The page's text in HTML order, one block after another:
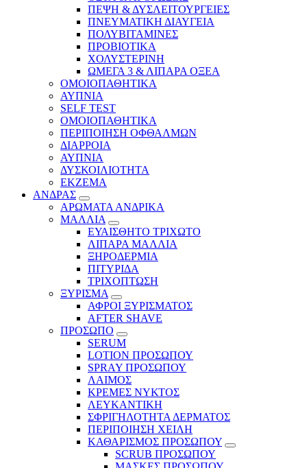
ΠΕΨΗ & ΔΥΣΛΕΙΤΟΥΡΓΕΙΕΣ
ΠΝΕΥΜΑΤΙΚΗ ΔΙΑΥΓΕΙΑ
ΠΟΛΥΒΙΤΑΜΙΝΕΣ
ΠΡΟΒΙΟΤΙΚΑ
ΧΟΛΥΣΤΕΡΙΝΗ
ΩΜΕΓΑ 3 & ΛΙΠΑΡΑ ΟΞΕΑ
ΟΜΟΙΟΠΑΘΗΤΙΚΑ
ΑΥΠΝΙΑ
SELF TEST
ΟΜΟΙΟΠΑΘΗΤΙΚΑ
ΠΕΡΙΠΟΙΗΣΗ ΟΦΘΑΛΜΩΝ
ΔΙΑΡΡΟΙΑ
ΑΥΠΝΙΑ
ΔΥΣΚΟΙΛΙΟΤΗΤΑ
ΕΚΖΕΜΑ
ΑΝΔΡΑΣ
ΑΡΩΜΑΤΑ ΑΝΔΡΙΚΑ
ΜΑΛΛΙΑ
ΕΥΑΙΣΘΗΤΟ ΤΡΙΧΩΤΟ
ΛΙΠΑΡΑ ΜΑΛΛΙΑ
ΞΗΡΟΔΕΡΜΙΑ
ΠΙΤΥΡΙΔΑ
ΤΡΙΧΟΠΤΩΣΗ
ΞΥΡΙΣΜΑ
ΑΦΡΟΙ ΞΥΡΙΣΜΑΤΟΣ
AFTER SHAVE
ΠΡΟΣΩΠΟ
SERUM
LOTION ΠΡΟΣΩΠΟΥ
SPRAY ΠΡΟΣΩΠΟΥ
ΛΑΙΜΟΣ
ΚΡΕΜΕΣ ΝΥΚΤΟΣ
ΛΕΥΚΑΝΤΙΚΗ
ΣΦΡΙΓΗΛΟΤΗΤΑ ΔΕΡΜΑΤΟΣ
ΠΕΡΙΠΟΙΗΣΗ ΧΕΙΛΗ
ΚΑΘΑΡΙΣΜΟΣ ΠΡΟΣΩΠΟΥ
SCRUB ΠΡΟΣΩΠΟΥ